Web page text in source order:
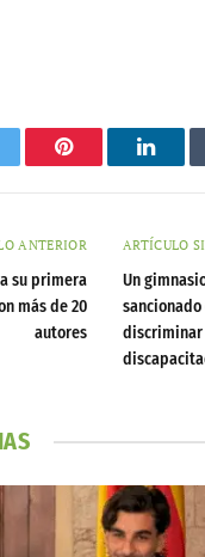
Pinterest
ANTERIOR
su primera
más de 20
autores
ARTÍCULO
Un
sancionado
discriminar